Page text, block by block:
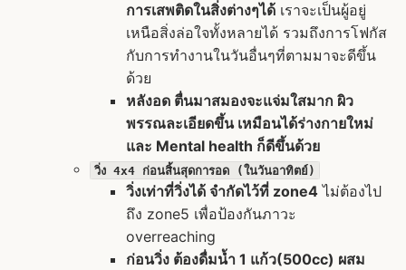
การเสพติดในสิ่งต่างๆได้เราจะเป็นผู้อยู่
เหนือสิ่งล่อใจทั้งหลายได้ รวมถึงการโฟกัส
กับการทำงานในวันอื่นๆที่ตามมาจะดีขึ้น
ด้วย
หลังอด ตื่นมาสมองจะแจ่มใสมาก ผิว
พรรณละเอียดขึ้น เหมือนได้ร่างกายใหม่
และ Mental health ก็ดีขึ้นด้วย
วิ่ง 4x4 ก่อนสิ้นสุดการอด (ในวันอาทิตย์)
วิ่งเท่าที่วิ่งได้ จำกัดไว้ที่ zone4ไม่ต้องไป
ถึง zone5 เพื่อป้องกันภาวะ
overreaching
ก่อนวิ่ง ต้องดื่มน้ำ 1 แก้ว(500cc) ผสม